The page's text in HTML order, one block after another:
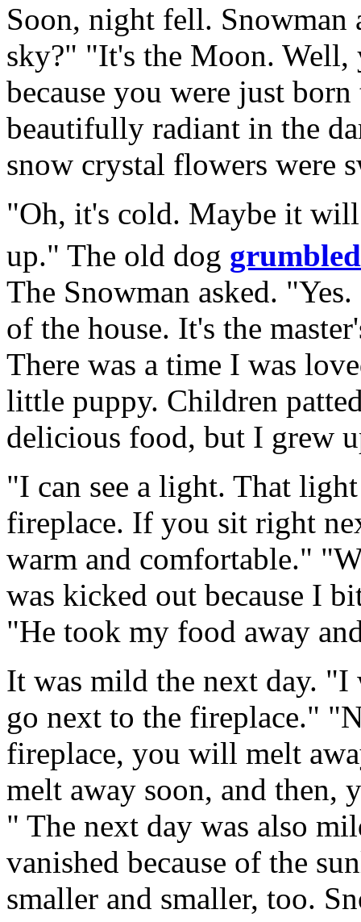
Soon, night fell. Snowman
sky?" "It's the Moon.
because you were just
beautifully radiant in the
snow crystal flowers were
"Oh, it's cold. Maybe it will
up." The old dog grumbled
The Snowman asked.
of the house. It's the
There was a time I was
little puppy. Children
delicious food, but I grew
"I can see a light. That
fireplace. If you sit right
warm and comfortable."
was kicked out because I
"He took my food away
It was mild the next day.
go next to the fireplace."
fireplace, you will melt
melt away soon, and then,
" The next day was also
vanished because of the
smaller and smaller, too.